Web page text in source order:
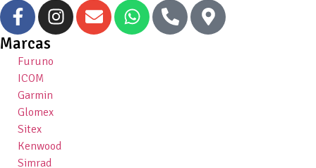
Marcas
Furuno
ICOM
Garmin
Glomex
Sitex
Kenwood
Simrad